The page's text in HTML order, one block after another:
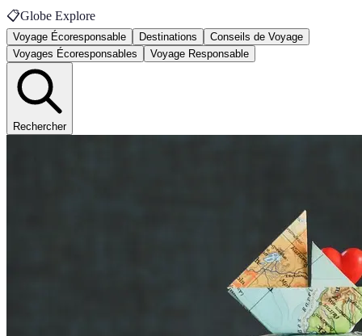
📋Globe Explore
Voyage Écoresponsable Destinations
Conseils de Voyage
Voyages Écoresponsables
Voyage Responsable
Rechercher